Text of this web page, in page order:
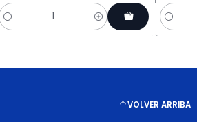
Cantidad
VOLVER ARRIBA